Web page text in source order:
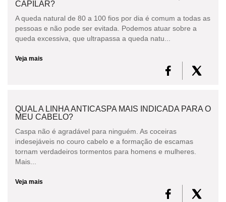
CAPILAR?
A queda natural de 80 a 100 fios por dia é comum a todas as
pessoas e não pode ser evitada. Podemos atuar sobre a
queda excessiva, que ultrapassa a queda natu...
Veja mais
QUAL A LINHA ANTICASPA MAIS INDICADA PARA O
MEU CABELO?
Caspa não é agradável para ninguém. As coceiras
indesejáveis no couro cabelo e a formação de escamas
tornam verdadeiros tormentos para homens e mulheres.
Mais...
Veja mais